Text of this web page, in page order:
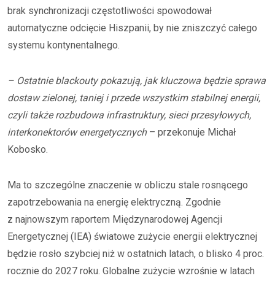
brak synchronizacji częstotliwości spowodował
automatyczne odcięcie Hiszpanii, by nie zniszczyć całego
systemu kontynentalnego.
– Ostatnie blackouty pokazują, jak kluczowa będzie sprawa
dostaw zielonej, taniej i przede wszystkim stabilnej energii,
czyli także rozbudowa infrastruktury, sieci przesyłowych,
interkonektorów energetycznych– przekonuje Michał
Kobosko.
Ma to szczególne znaczenie w obliczu stale rosnącego
zapotrzebowania na energię elektryczną. Zgodnie
z najnowszym raportem Międzynarodowej Agencji
Energetycznej (IEA) światowe zużycie energii elektrycznej
będzie rosło szybciej niż w ostatnich latach, o blisko 4 proc.
rocznie do 2027 roku. Globalne zużycie wzrośnie w latach